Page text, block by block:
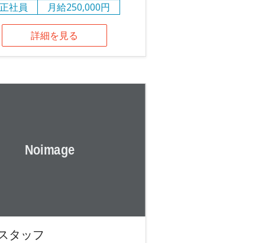
正社員
月給250,000円
詳細を見る
タッフ